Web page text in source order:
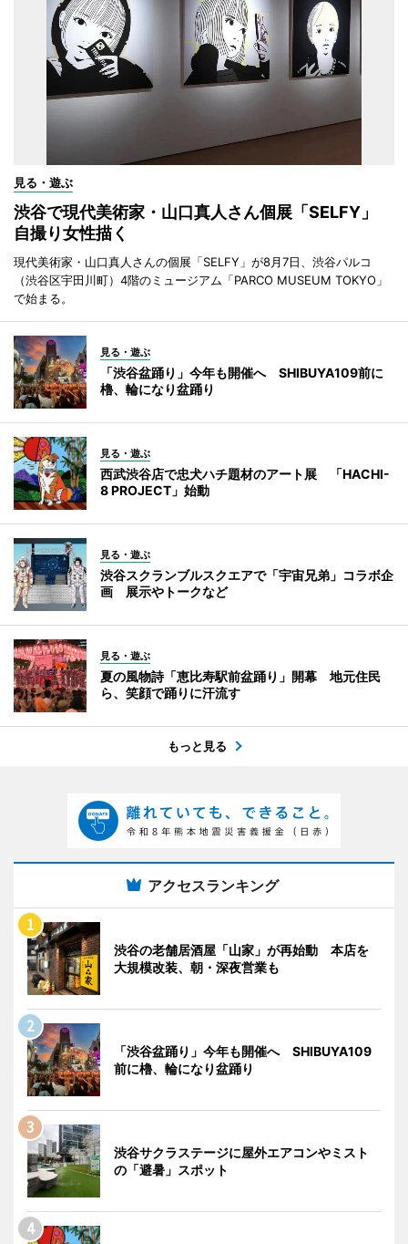
見る・遊ぶ
渋谷で現代美術家・山口真人さん個展「SELFY」
自撮り女性描く
現代美術家・山口真人さんの個展「SELFY」が8月7日、渋谷パルコ
（渋谷区宇田川町）4階のミュージアム「PARCO MUSEUM TOKYO」
で始まる。
見る・遊ぶ
「渋谷盆踊り」今年も開催へ SHIBUYA109前に
櫓、輪になり盆踊り
見る・遊ぶ
西武渋谷店で忠犬ハチ題材のアート展 「HACHI-
8 PROJECT」始動
見る・遊ぶ
渋谷スクランブルスクエアで「宇宙兄弟」コラボ企
画 展示やトークなど
見る・遊ぶ
夏の風物詩「恵比寿駅前盆踊り」開幕 地元住民
ら、笑顔で踊りに汗流す
もっと見る
アクセスランキング
渋谷の老舗居酒屋「山家」が再始動 本店を
大規模改装、朝・深夜営業も
「渋谷盆踊り」今年も開催へ SHIBUYA109
前に櫓、輪になり盆踊り
渋谷サクラステージに屋外エアコンやミスト
の「避暑」スポット